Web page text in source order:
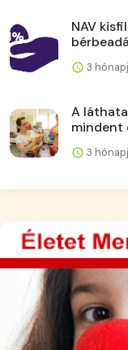
NAV
3
A
mindent
3